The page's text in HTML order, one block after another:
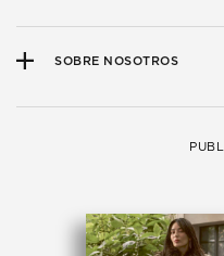
SOBRE NOSOTROS